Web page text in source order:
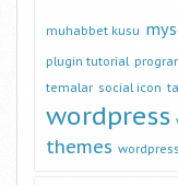
muhabbet kusu
plugin tutorial
temalar social icon
wordpress
themes